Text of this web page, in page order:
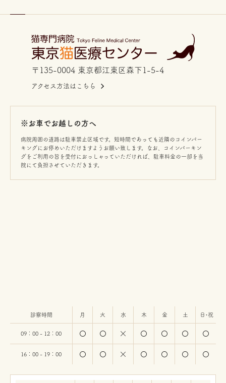
〒135-0004 東京都江東区森下1-5-4
アクセス方法はこちら
※お車でお越しの方へ
病院周囲の道路は駐車禁止区域です。短時間であっても近隣のコインパー
キングにお停めいただけますようお願い致します。なお、コインパーキン
グをご利用の旨を受付におっしゃっていただければ、駐車料金の一部を当
院にて負担させていただきます。
診察時間 月 火 水 木 金 土 日・祝
09：00 - 12：00
16：00 - 19：00